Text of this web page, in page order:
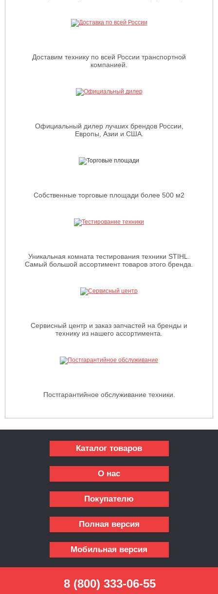
Доставим технику по всей России транспортной
компанией.
Официальный дилер лучших брендов России,
Европы, Азии и США.
Собственные торговые площади более 500 м2
Уникальная комната тестирования техники STIHL.
Самый большой ассортимент товаров этого бренда.
Сервисный центр и заказ запчастей на бренды и
технику из нашего ассортимента.
Постгарантийное обслуживание техники.
Каталог товаров
О нас
Покупателю
Полная версия
Мобильная версия
8 (800) 333-06-55